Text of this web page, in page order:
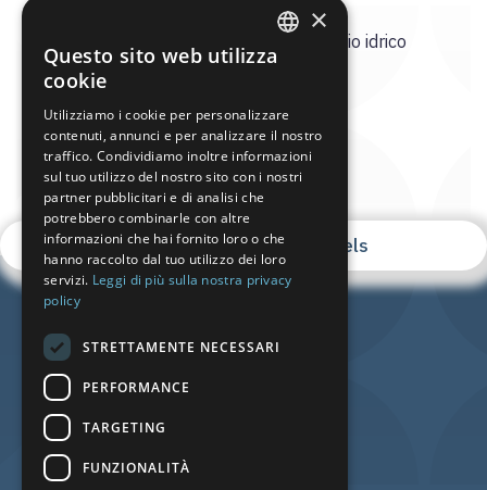
Installazione di filtri per il risparmio idrico
@lagomandra_beach_hotels
ENGLISH
DUTCH
RUSSIAN
SERBIAN
ITALIAN
BULGARIAN
×
Questo sito web utilizza
cookie
Utilizziamo i cookie per personalizzare
contenuti, annunci e per analizzare il nostro
traffico. Condividiamo inoltre informazioni
sul tuo utilizzo del nostro sito con i nostri
partner pubblicitari e di analisi che
potrebbero combinarle con altre
informazioni che hai fornito loro o che
hanno raccolto dal tuo utilizzo dei loro
servizi. Leggi di più sulla nostra privacy
policy
STRETTAMENTE NECESSARI
PERFORMANCE
TARGETING
FUNZIONALITÀ